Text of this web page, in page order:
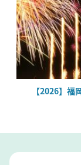
【2026】